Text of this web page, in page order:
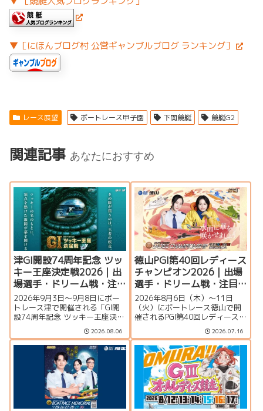
▼［にほんブログ村 公営ギャンブルブログ ランキング］
レース展望 ボートレース甲子園 下関競艇 競艇G2
関連記事 あなたにおすすめ
津GI開設74周年記念 ツッ
キー王座決定戦2026｜出
場選手・ドリーム戦・注
目モーター・イベント情
報まとめ
2026年9月3日〜9月8日にボー
トレース津で開催される「GI開
設74周年記念 ツッキー王座決定
戦」の特集ページです。出場選
手一覧、シリーズ展望、ドリー
ム戦、注目モーター、水面特
徴、イベント情報まで詳しく紹
2026.08.06
徳山PGI第40回レディース
チャンピオン2026｜出場
選手・ドリーム戦・注目
モーター・イベント情報
まとめ
2026年8月6日（木）～11日
（火）にボートレース徳山で開
催されるPGI第40回レディースチ
ャンピオン（女子王座決定戦）
の特集ページです。出場選手一
覧、シリーズ展望、ドリーム
戦、注目モーター、水面特徴、
イベント情報まで詳しく紹介し
ます。
2026.07.16